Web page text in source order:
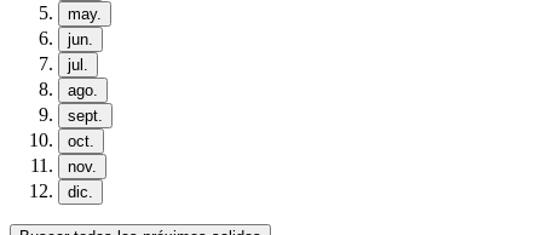
may.
jun.
jul.
ago.
sept.
oct.
nov.
dic.